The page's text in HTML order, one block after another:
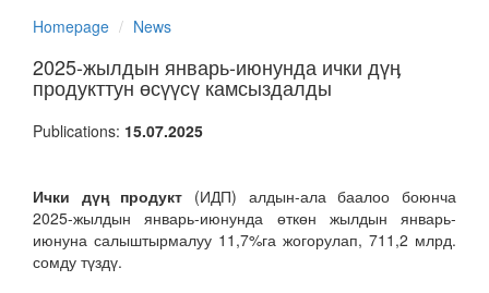
Homepage News
2025-жылдын январь-июнунда ички дүӊ
продукттун өсүүсү камсыздалды
Publications: 15.07.2025
Ички дүң продукт (ИДП) алдын-ала баалоо боюнча
2025-жылдын январь-июнунда өткөн жылдын январь-
июнуна салыштырмалуу 11,7%га жогорулап, 711,2 млрд.
сомду түздү.